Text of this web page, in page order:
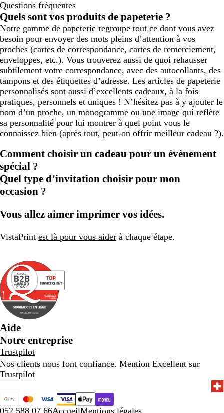
Questions fréquentes
Quels sont vos produits de papeterie ?
Notre gamme de papeterie regroupe tout ce dont vous avez
besoin pour envoyer des mots pleins d’attention à vos
proches (cartes de correspondance, cartes de remerciement,
enveloppes, etc.). Vous trouverez aussi de quoi rehausser
subtilement votre correspondance, avec des autocollants, des
tampons et des étiquettes d’adresse. Les articles de papeterie
personnalisés sont aussi d’excellents cadeaux, à la fois
pratiques, personnels et uniques ! N’hésitez pas à y ajouter le
nom d’un proche, un monogramme ou une image qui reflète
sa personnalité pour lui montrer à quel point vous le
connaissez bien (après tout, peut-on offrir meilleur cadeau ?).
Comment choisir un cadeau pour un évènement
spécial ?
Quel type d’invitation choisir pour mon
occasion ?
Vous allez aimer imprimer vos idées.
VistaPrint est là pour vous aider à chaque étape.
Aide
Notre entreprise
Trustpilot
Nos clients nous font confiance. Mention Excellent sur
Trustpilot
052 588 07 66AccueilMentions légales